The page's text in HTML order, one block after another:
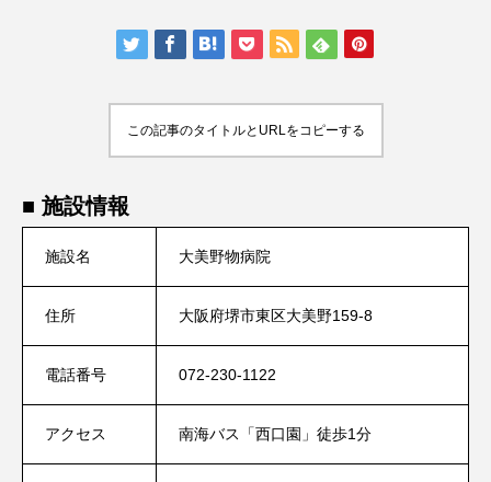
この記事のタイトルとURLをコピーする
■ 施設情報
施設名 大美野物病院
住所 大阪府堺市東区大美野159-8
電話番号 072-230-1122
アクセス 南海バス「西口園」徒歩1分